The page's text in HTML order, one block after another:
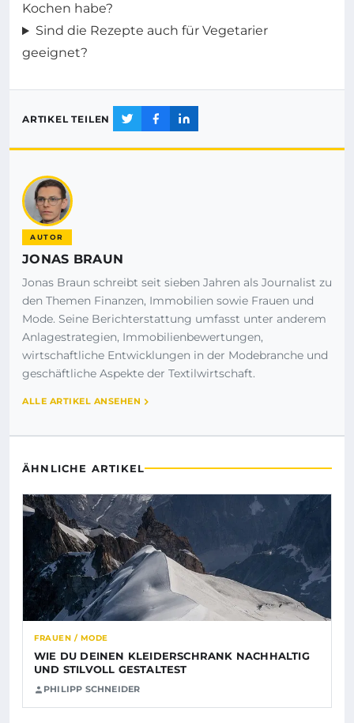
Kochen habe?
Sind die Rezepte auch für Vegetarier
geeignet?
ARTIKEL TEILEN
AUTOR
JONAS BRAUN
Jonas Braun schreibt seit sieben Jahren als Journalist zu
den Themen Finanzen, Immobilien sowie Frauen und
Mode. Seine Berichterstattung umfasst unter anderem
Anlagestrategien, Immobilienbewertungen,
wirtschaftliche Entwicklungen in der Modebranche und
geschäftliche Aspekte der Textilwirtschaft.
ALLE ARTIKEL ANSEHEN
ÄHNLICHE ARTIKEL
FRAUEN / MODE
WIE DU DEINEN KLEIDERSCHRANK NACHHALTIG
UND STILVOLL GESTALTEST
PHILIPP SCHNEIDER